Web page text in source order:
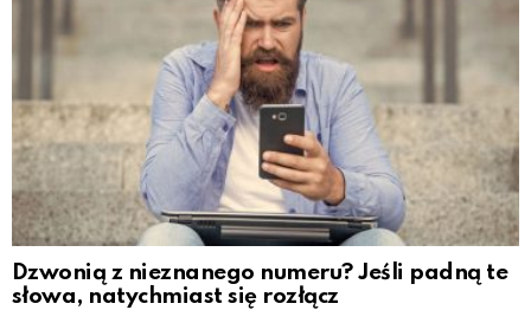
Dzwonią z nieznanego numeru? Jeśli padną te
słowa, natychmiast się rozłącz